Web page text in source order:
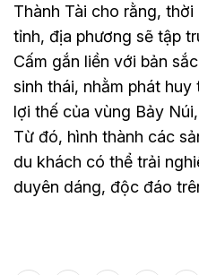
Thành Tài cho rằng,
tỉnh, địa phương sẽ tập
Cấm gắn liền với bản
sinh thái, nhằm phát
lợi thế của vùng Bảy
Từ đó, hình thành các
du khách có thể trải
duyên dáng, độc đáo